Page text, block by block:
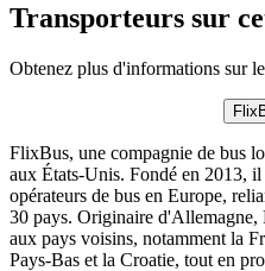
Transporteurs sur
Obtenez plus d'informations sur
FlixBus, une compagnie de bus
aux États-Unis. Fondé en 2013,
opérateurs de bus en Europe,
30 pays. Originaire d'Allemagne,
aux pays voisins, notamment la
Pays-Bas et la Croatie, tout en